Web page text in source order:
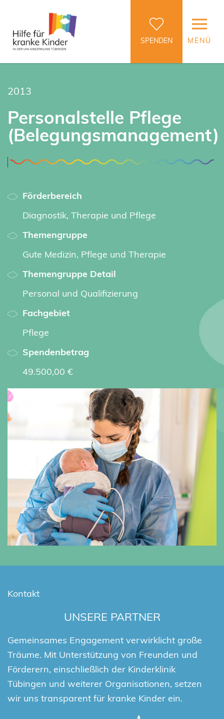
SPENDEN MENÜ
2013
Personalstelle Pflege
(Belegungsmanagement)
Förderbereich
Diagnostik, Therapie und Pflege
Themengruppe
Gute Medizin, Pflege und Therapie
Themengruppe Detail
Personal und Qualifizierung
Fachgebiet
Pflege
Spendenbetrag
49.500,00 €
Kontakt
UNSERE PARTNER
Gemeinsames Engagement verwirklicht große
Träume. Mit Unterstützung von Freunden und
Förderern, einschließlich der Kinderklinik
Tübingen und weiterer Organisationen, setzen
wir uns transparent für kranke Kinder ein.